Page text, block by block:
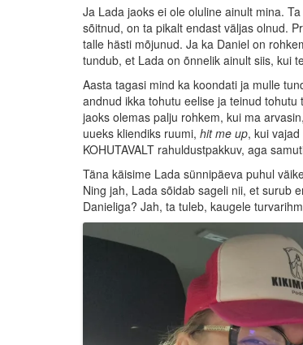
Ja Lada jaoks ei ole oluline ainult mina.
sõitnud, on ta pikalt endast väljas olnud.
talle hästi mõjunud. Ja ka Daniel on
tundub, et Lada on õnnelik ainult siis, kui
Aasta tagasi mind ka koondati ja mulle
andnud ikka tohutu eelise ja teinud
jaoks olemas palju rohkem, kui ma
uueks kliendiks ruumi, hit me up, kui
KOHUTAVALT rahuldustpakkuv, aga
Täna käisime Lada sünnipäeva puhul
Ning jah, Lada sõidab sageli nii, et surub
Danieliga? Jah, ta tuleb, kaugele